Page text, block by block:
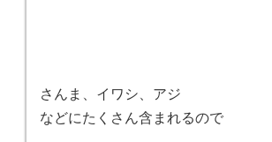
さんま、イワシ、アジ
などにたくさん含まれるので